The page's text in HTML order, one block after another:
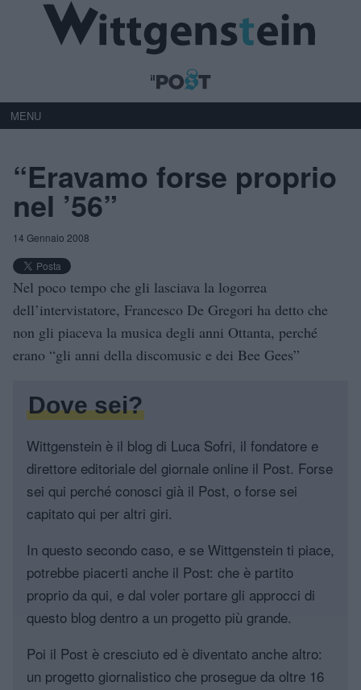
MENU
“Eravamo forse proprio
nel ’56”
14 Gennaio 2008
Nel poco tempo che gli lasciava la logorrea
dell’intervistatore, Francesco De Gregori ha detto che
non gli piaceva la musica degli anni Ottanta, perché
erano “gli anni della discomusic e dei Bee Gees”
Dove sei?
Wittgenstein è il blog di Luca Sofri, il fondatore e
direttore editoriale del giornale online il Post. Forse
sei qui perché conosci già il Post, o forse sei
capitato qui per altri giri.
In questo secondo caso, e se Wittgenstein ti piace,
potrebbe piacerti anche il Post: che è partito
proprio da qui, e dal voler portare gli approcci di
questo blog dentro a un progetto più grande.
Poi il Post è cresciuto ed è diventato anche altro:
un progetto giornalistico che prosegue da oltre 16